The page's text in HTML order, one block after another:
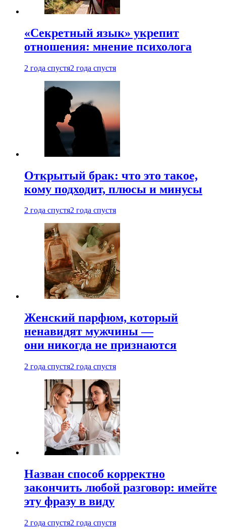
«Секретный язык» укрепит
отношения: мнение психолога
2 года спустя2 года спустя
Открытый брак: что это такое,
кому подходит, плюсы и минусы
2 года спустя2 года спустя
Женский парфюм, который
ненавидят мужчины —
они никогда не признаются
2 года спустя2 года спустя
Назван способ корректно
закончить любой разговор: имейте
эту фразу в виду
2 года спустя2 года спустя